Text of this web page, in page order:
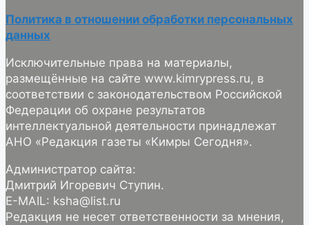
Политика в отношении обработки персональных
данных
Исключительные права на материалы,
размещённые на сайте www.kimrypress.ru, в
соответствии с законодательством Российской
Федерации об охране результатов
интеллектуальной деятельности принадлежат
АНО «Редакция газеты «Кимры Сегодня».
Администратор сайта:
Дмитрий Игоревич Ступин.
E-MAIL: ksha@list.ru
Редакция не несет ответственности за мнения,